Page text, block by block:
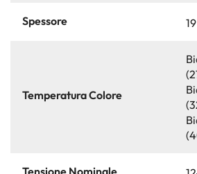
Spessore
Temperatura Colore
Tensione Nominale